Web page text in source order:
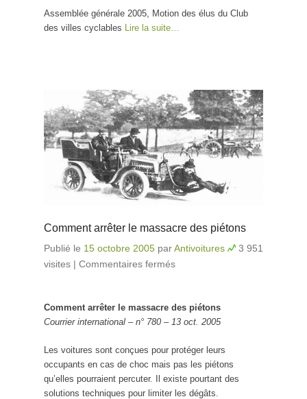
Assemblée générale 2005, Motion des élus du Club
des villes cyclables Lire la suite…
Comment arrêter le massacre des piétons
Publié le 15 octobre 2005 parAntivoitures
3 951
visites | Commentaires fermés
Comment arrêter le massacre des piétons
Courrier international – n° 780 – 13 oct. 2005
Les voitures sont conçues pour protéger leurs
occupants en cas de choc mais pas les piétons
qu’elles pourraient percuter. Il existe pourtant des
solutions techniques pour limiter les dégâts.